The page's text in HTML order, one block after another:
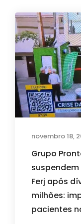
novembro 18,
Grupo
Ferj após
milhões:
pacientes